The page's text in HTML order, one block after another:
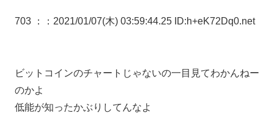
703 ： ：2021/01/07(木) 03:59:44.25 ID:h+eK72Dq0.net
ビットコインのチャートじゃないの一目見てわかんねー
のかよ
低能が知ったかぶりしてんなよ